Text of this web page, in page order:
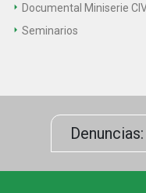
Documental Miniserie
Seminarios